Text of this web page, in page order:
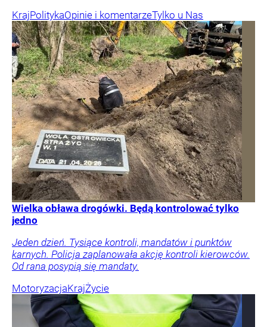
KrajPolitykaOpinie i komentarzeTylko u Nas
Wielka obława drogówki. Będą kontrolować tylko
jedno
Jeden dzień. Tysiące kontroli, mandatów i punktów
karnych. Policja zaplanowała akcję kontroli kierowców.
Od rana posypią się mandaty.
MotoryzacjaKrajŻycie